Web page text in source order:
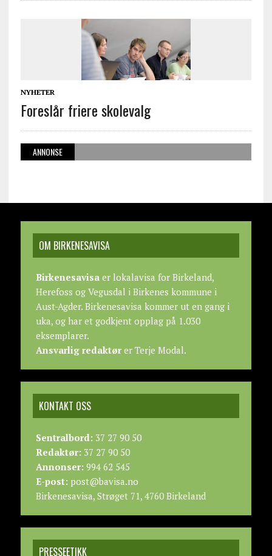
NYHETER
Foreslår friere skolevalg
ANNONSE
OM BIRKENESAVISA
Birkenesavisaer lokalavisa for Birkeland,
Herefoss og Vegusdal i Birkenes kommune i
Aust-Agder. Birkenesavisa kommer ut en gang i
uka, og har et godkjent opplag på 1.030
eksemplarer.
Ansvarlig redaktører Terje Modal.
KONTAKT OSS
Sentralbord:37 27 90 50
Redaktør:37 27 90 50
Annonser:994 62 545
E-post:post@bavisa.no
Birkenesavisa, Strøget 71, 4760 Birkeland
PRESSEETIKK